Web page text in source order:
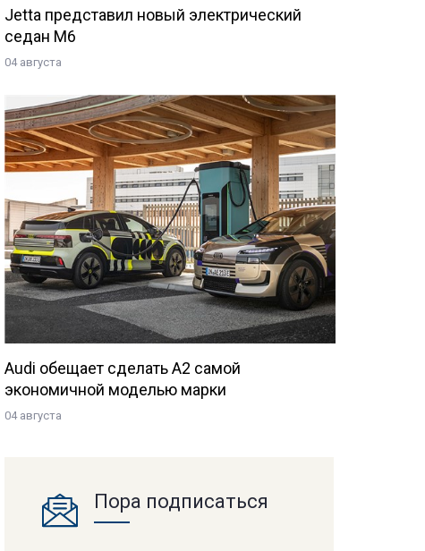
Jetta представил новый электрический
седан M6
04 августа
Audi обещает сделать A2 самой
экономичной моделью марки
04 августа
Пора подписаться